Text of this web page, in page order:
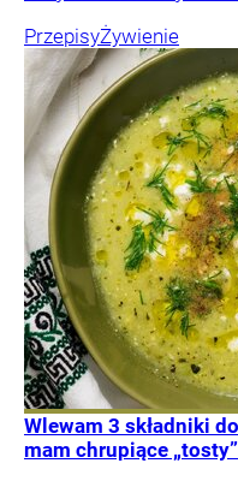
PrzepisyŻywienie
Wlewam 3 składniki
mam chrupiące